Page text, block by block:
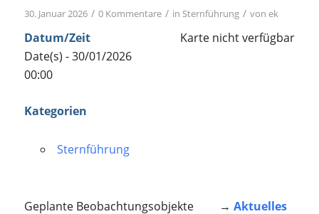
30. Januar 2026 / 0 Kommentare / in Sternführung / von ek
Karte nicht verfügbar
Datum/Zeit
Date(s) - 30/01/2026
00:00
Kategorien
Sternführung
Geplante Beobachtungsobjekte → Aktuelles